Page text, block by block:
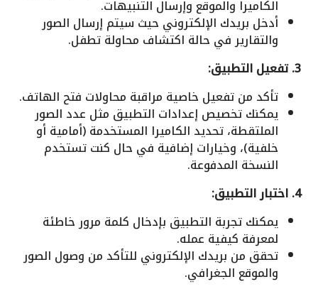
الكاميرا والموقع وإرسال التنبيهات.
أدخل بريدك الإلكتروني حيث سيتم إرسال الصور
والتقارير في حالة اكتشاف محاولة تطفل.
3. تفعيل التطبيق:
تأكد من تفعيل خاصية مراقبة محاولات فتح الهاتف.
يمكنك تخصيص إعدادات التطبيق مثل عدد الصور
الملتقطة، تحديد الكاميرا المستخدمة (أمامية أو
خلفية)، وخيارات إضافية في حال كنت تستخدم
النسخة المدفوعة.
4. اختبار التطبيق:
يمكنك تجربة التطبيق بإدخال كلمة مرور خاطئة
لمعرفة كيفية عمله.
تحقق من بريدك الإلكتروني للتأكد من وصول الصور
والموقع الجغرافي.